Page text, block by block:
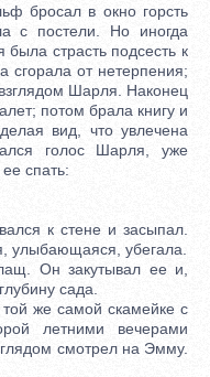
бросал в окно горсть
с постели. Но иногда
страсть подсесть к
сгорала от нетерпения;
Шарля. Наконец
потом брала книгу и
вид, что увлечена
голос Шарля, уже
спать:
к стене и засыпал.
улыбающаяся, убегала.
Он закутывал ее и,
сада.
же самой скамейке с
летними вечерами
смотрел на Эмму.